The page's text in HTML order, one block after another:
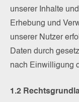
unserer Inhalte
Erhebung und
unserer Nutzer
Daten durch
nach Einwilligung
1.2